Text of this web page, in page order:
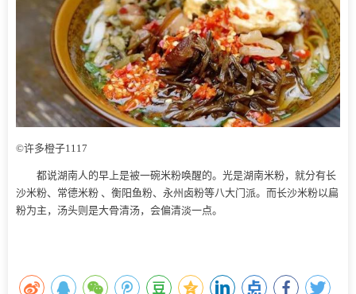
©许多橙子1117
都说湖南人的早上是被一碗米粉唤醒的。光是湖南米粉，就分有长
沙米粉、常德米粉 、衡阳鱼粉、永州卤粉等八大门派。而长沙米粉以扁
粉为主，汤头则是大骨清汤，会偏清淡一点。